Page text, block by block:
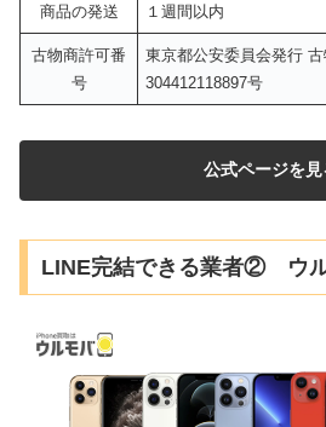
商品の発送 １週間以内
古物商許可番
号
東京都公安委員会発行
304412118897号
公式ページを見
LINE完結できる業者② ウ